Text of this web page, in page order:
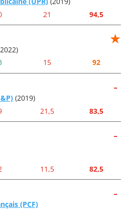
21 94,5
★
15 92
-
(2019)
21,5 83,5
-
11,5 82,5
-
(PCF)